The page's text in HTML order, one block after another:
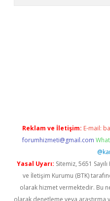
Reklam ve İletişim: E-mail:
forumhizmeti@gmail.com
Yasal Uyarı: Sitemiz, 5651
ve İletişim Kurumu (BTK)
olarak hizmet vermektedir. Bu
olarak denetleme veya araştırma